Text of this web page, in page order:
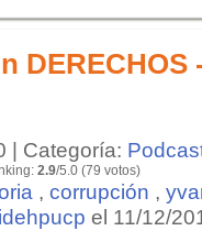
DERECHOS
| Categoría:
2.9/5.0 (79 votos)
, corrupción ,
idehpucp el 11/12/